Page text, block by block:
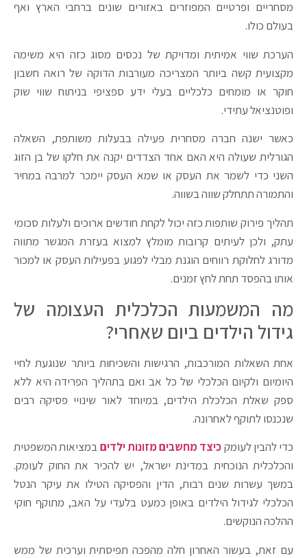
מסחריים ופרטיים המפוזרים באזורים שונים ברחבי הארץ ואף
בעולם כולו.
הערכת שווי אמיתית ומדויקת של נכסים מסוג כזה היא משימה
מקצועית קשה ביותר המצריכה מעורבות הדוקה של רואה חשבון
חוקר או מומחים כלכליים בעלי ידע ספציפי בניתוח שווי שוק
ופוטנציאל עתידי.
כאשר ישנה חברה מסחרית פעילה בבעלות משותפת, השאלה
הגורלית שעולה היא האם אחד הצדדים יקנה את חלקו של בן הזוג
השני כדי לשמר את העסק או שמא העסק יימכר למרבה במחיר
והתמורה תתחלק שווה בשווה.
תהליך פירוק שותפות כזה יכול לקחת חודשים ארוכים ולעלות סכומי
עתק, ולכן לעיתים קרובות מומלץ למצוא בעזרת המגשר מתווה
מדורג לחלוקת רווחים הוגנת מבלי לפגוע בפעילות העסק או למכור
אותו בהפסד תחת לחץ זמנים.
מה המשמעות הכלכלית העצומה של
גידול הילדים ביום שאחרי?
אחת השאלות המורכבות, הרגישות והשכיחות ביותר שנוגעת לחיי
היומיום ולקיום הכלכלי של כל אב ואם בתהליך הפרידה היא ללא
ספק שאלת הכלכלת הילדים, במיוחד לאור שינויי פסיקה רבים
שנכנסו לתוקף לאחרונה.
כדי להבין לעומקכיצד מחשבים מזונות ילדיםבמציאות המשפטית
והכלכלית הנוכחית במדינת ישראל, יש להכיר את החוק לעומק.
במשך עשרות שנים רבות, הדין והפסיקה הטילו את עיקר הנטל
הכלכלי לגידול הילדים באופן כמעט בלעדי על האב, מתוקף חוקי
ההלכה הנוקשים.
עם זאת, בעשור האחרון חלה מהפכה תפיסתית וערכית של ממש